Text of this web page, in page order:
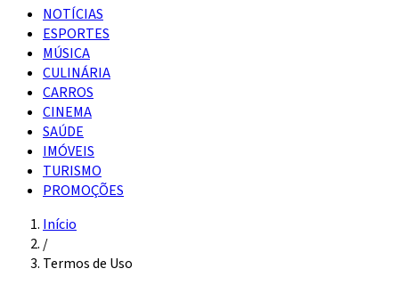
NOTÍCIAS
ESPORTES
MÚSICA
CULINÁRIA
CARROS
CINEMA
SAÚDE
IMÓVEIS
TURISMO
PROMOÇÕES
Início
/
Termos de Uso